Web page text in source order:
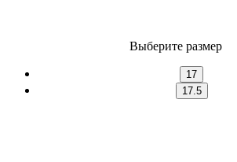
Выберите размер
17
17.5